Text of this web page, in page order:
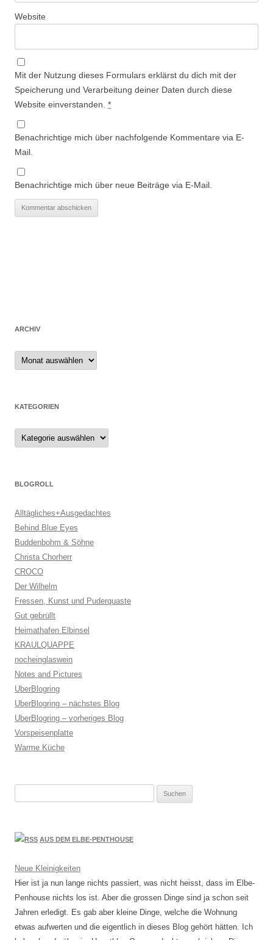
Website
Mit der Nutzung dieses Formulars erklärst du dich mit der
Speicherung und Verarbeitung deiner Daten durch diese
Website einverstanden. *
Benachrichtige mich über nachfolgende Kommentare via E-
Mail.
Benachrichtige mich über neue Beiträge via E-Mail.
ARCHIV
Archiv
KATEGORIEN
Kategorien
BLOGROLL
Alltägliches+Ausgedachtes
Behind Blue Eyes
Buddenbohm & Söhne
Christa Chorherr
CROCO
Der Wilhelm
Fressen, Kunst und Puderquaste
Gut gebrüllt
Heimathafen Elbinsel
KRAULQUAPPE
nocheinglaswein
Notes and Pictures
UberBlogring
UberBlogring – nächstes Blog
UberBlogring – vorheriges Blog
Vorspeisenplatte
Warme Küche
AUS DEM ELBE-PENTHOUSE
Neue Kleinigkeiten
Hier ist ja nun lange nichts passiert, was nicht heisst, dass im Elbe-
Penhouse nichts los ist. Aber die grossen Dinge sind ja schon seit
Jahren erledigt. Es gab aber kleine Dinge, welche die Wohnung
etwas aufwerten und die eigentlich in dieses Blog gehört hätten. Ich